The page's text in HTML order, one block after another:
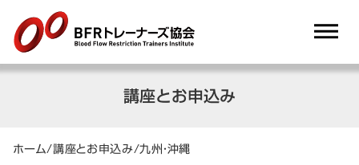
講座とお申込み
ホーム/講座とお申込み/九州・沖縄
dehaze